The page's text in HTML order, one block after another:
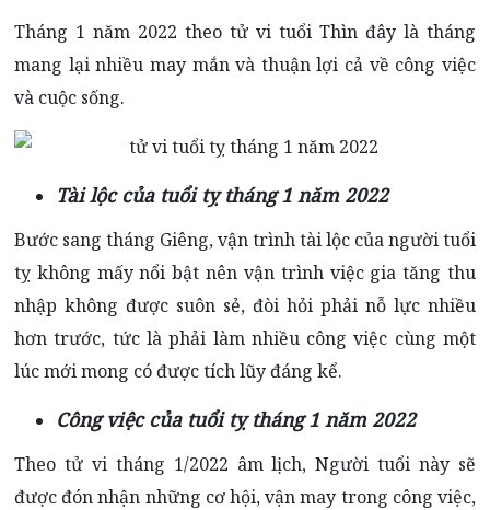
Tháng 1 năm 2022 theo tử vi tuổi Thìn đây là tháng
mang lại nhiều may mắn và thuận lợi cả về công việc
và cuộc sống.
Tài lộc của tuổi tỵ tháng 1 năm 2022
Bước sang tháng Giêng, vận trình tài lộc của người tuổi
tỵ không mấy nổi bật nên vận trình việc gia tăng thu
nhập không được suôn sẻ, đòi hỏi phải nỗ lực nhiều
hơn trước, tức là phải làm nhiều công việc cùng một
lúc mới mong có được tích lũy đáng kể.
Công việc của tuổi tỵ tháng 1 năm 2022
Theo tử vi tháng 1/2022 âm lịch, Người tuổi này sẽ
được đón nhận những cơ hội, vận may trong công việc,